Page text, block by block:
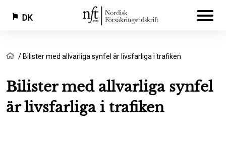
Gå
hovedindhold
DK
Brødkrumme
Hjem
Bilister med allvarliga synfel är livsfarliga i trafiken
Bilister med allvarliga synfel
är livsfarliga i trafiken